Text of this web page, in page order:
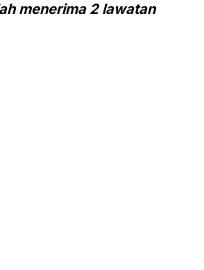
menerima 2 lawatan